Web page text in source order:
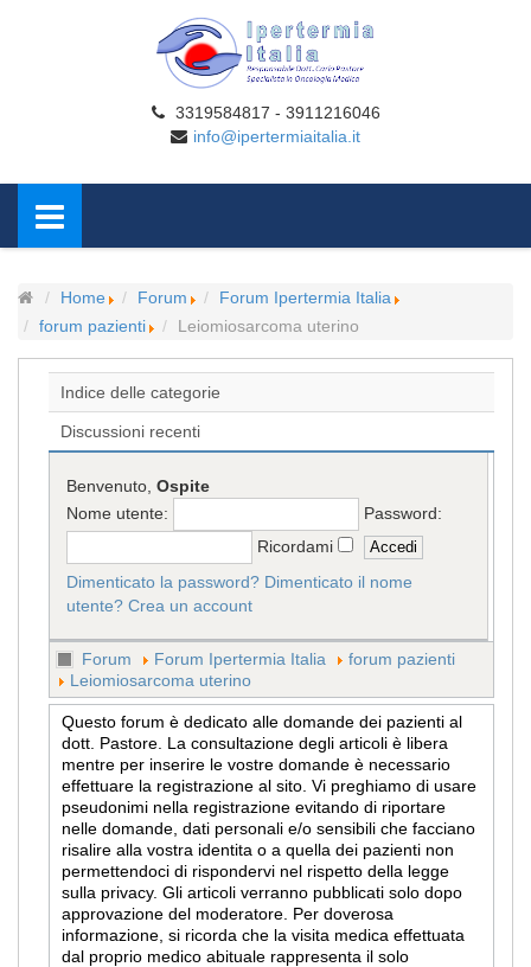
3319584817 - 3911216046
info@ipertermiaitalia.it
Home Forum
Forum Ipertermia Italia
forum pazienti
Leiomiosarcoma uterino
Indice delle categorie
Discussioni recenti
Benvenuto,Ospite
Nome utente:
Password:
Ricordami
Dimenticato la password? Dimenticato il nome
utente? Crea un account
Forum Forum Ipertermia Italia
forum pazienti
Leiomiosarcoma uterino
Questo forum è dedicato alle domande dei pazienti al
dott. Pastore. La consultazione degli articoli è libera
mentre per inserire le vostre domande è necessario
effettuare la registrazione al sito. Vi preghiamo di usare
pseudonimi nella registrazione evitando di riportare
nelle domande, dati personali e/o sensibili che facciano
risalire alla vostra identita o a quella dei pazienti non
permettendoci di rispondervi nel rispetto della legge
sulla privacy. Gli articoli verranno pubblicati solo dopo
approvazione del moderatore. Per doverosa
informazione, si ricorda che la visita medica effettuata
dal proprio medico abituale rappresenta il solo